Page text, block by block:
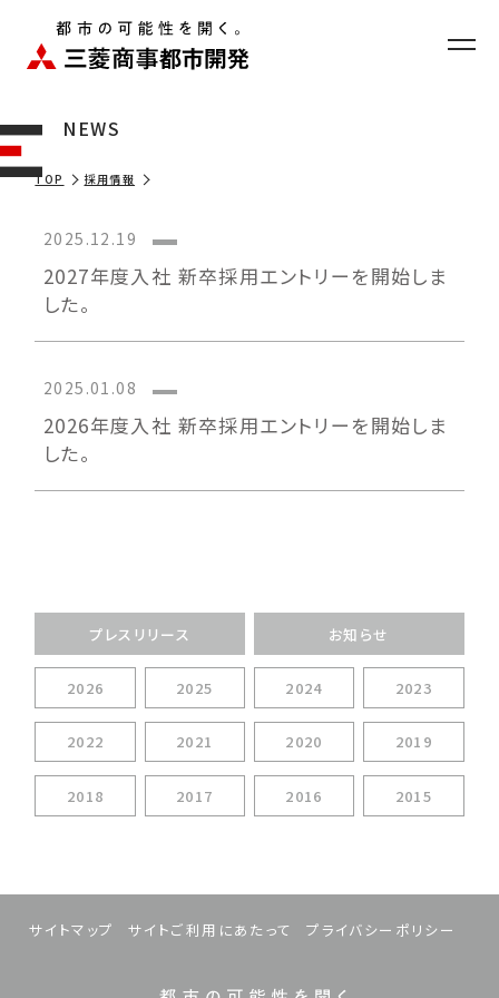
事業紹介
サステナビリティ
採用情報
NEWS
TOP 採用情報
プレスリリース お知らせ
2026 2025 2024 2023
2022 2021 2020 2019
2018 2017 2016 2015
2025.12.19
2027年度入社 新卒採用エントリーを開始しま
した。
2025.01.08
2026年度入社 新卒採用エントリーを開始しま
した。
サイトマップ サイトご利用にあたって プライバシーポリシー